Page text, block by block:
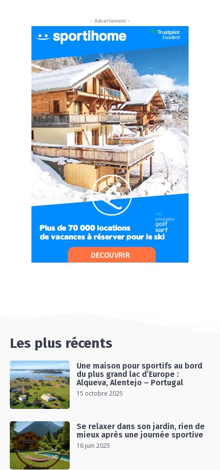
#EP6 VLOG : SKI & RANDONNÉE DANS LES
ALPES
#EP7 VLOG : DE LA RAQUETTE EN PLEIN MILIEU
DU BEAUFORTAIN
04:09
#Ep8 VLOG : DÉCOUVERTE DU VERCORS ET DU
BASSIN GRENOBLOIS !
09:04
#Ep9 VLOG : UN SPORTIHOME CHEZ
SPORTIHOME !
07:21
#Ep10 VLOG : UN SEJOUR SPORTIF PROCHE DE
PARIS !
07:37
#Ep11 VLOG : SÉJOUR AU BORD DE LA SAÔNE
ET AU LAC D’AIGUEBELETTE
05:55
#Ep12 VLOG : ANNECY, ENTRE LAC ET
06:26
UN SÉJOUR SPORT & NATURE
07:19
- Advertisment -
Les plus récents
Une maison pour sportifs au bord
du plus grand lac d’Europe :
Alqueva, Alentejo – Portugal
15 octobre 2025
Se relaxer dans son jardin, rien de
mieux après une journée sportive
16 juin 2025